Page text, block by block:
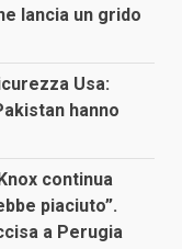
lancia un grido
Usa:
hanno
continua
piaciuto”.
a Perugia